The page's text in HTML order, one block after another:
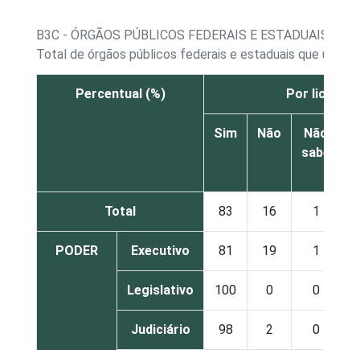
B3C - ÓRGÃOS PÚBLICOS FEDERAIS E ESTADUAIS
Total de órgãos públicos federais e estaduais que
Percentual (%) Por licença
Sim Não
Não
sabe
Total 83 16 1
PODER Executivo 81 19 1
Legislativo 100 0 0
Judiciário 98 2 0